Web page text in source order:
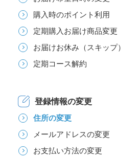
購入時のポイント利用
定期購入お届け商品変更
お届けお休み（スキップ）
定期コース解約
登録情報の変更
住所の変更
メールアドレスの変更
お支払い方法の変更